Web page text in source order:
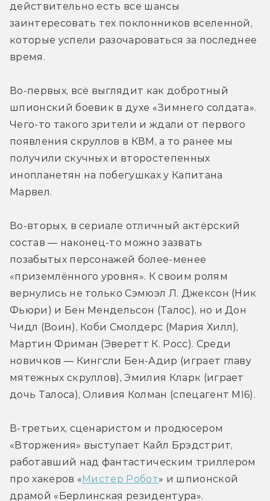
действительно есть все шансы
заинтересовать тех поклонников вселенной,
которые успели разочароваться за последнее
время.
Во-первых, всё выглядит как добротный
шпионский боевик в духе «Зимнего солдата».
Чего-то такого зрители и ждали от первого
появления скруллов в КВМ, а то ранее мы
получили скучных и второстепенных
инопланетян на побегушках у Капитана
Марвел.
Во-вторых, в сериале отличный актёрский
состав — наконец-то можно зазвать
позабытых персонажей более-менее
«приземлённого уровня». К своим ролям
вернулись не только Сэмюэл Л. Джексон (Ник
Фьюри) и Бен Мендельсон (Талос), но и Дон
Чидл (Воин), Коби Смолдерс (Мария Хилл),
Мартин Фриман (Эверетт К. Росс). Среди
новичков — Кингсли Бен-Адир (играет главу
мятежных скруллов), Эмилия Кларк (играет
дочь Талоса), Оливия Колман (спецагент MI6).
В-третьих, сценаристом и продюсером
«Вторжения» выступает Кайл Брэдстрит,
работавший над фантастическим триллером
про хакеров «Мистер Робот» и шпионской
драмой «Берлинская резидентура».